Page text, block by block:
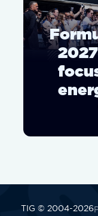
TIG © 2004-2026